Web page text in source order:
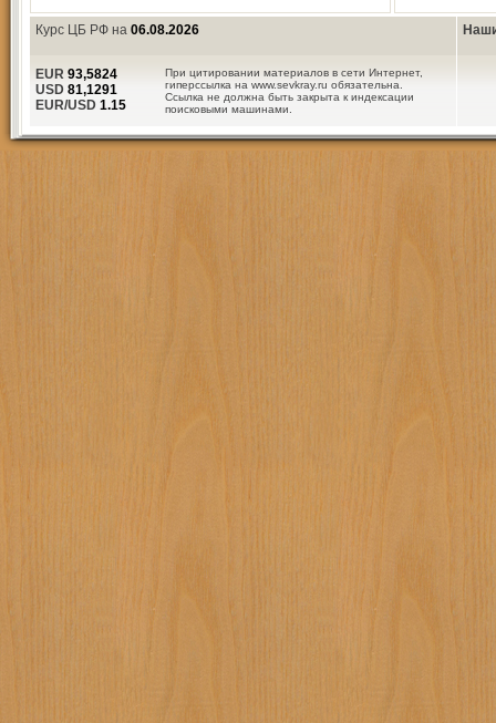
Курс ЦБ РФ на 06.08.2026
При цитировании материалов в сети Интернет,
гиперссылка на www.sevkray.ru обязательна.
Ссылка не должна быть закрыта к индексации
поисковыми машинами.
EUR 93,5824
USD 81,1291
EUR/USD 1.15